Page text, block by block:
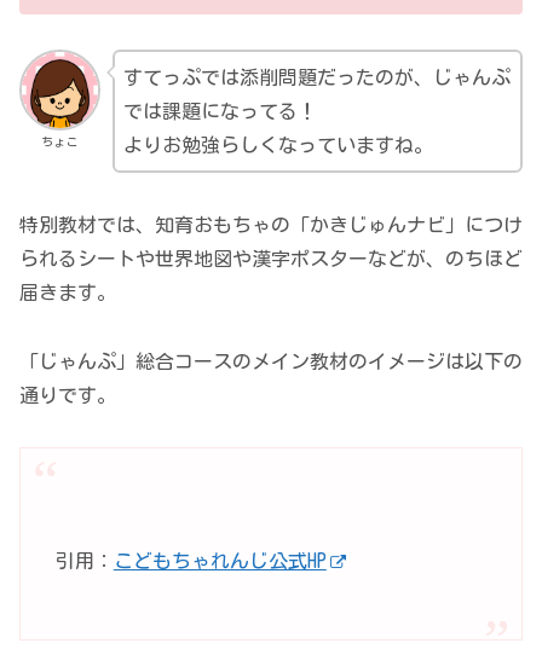
ちょこ
すてっぷでは添削問題だったのが、じゃんぷ
では課題になってる！
よりお勉強らしくなっていますね。
特別教材では、知育おもちゃの「かきじゅんナビ」につけ
られるシートや世界地図や漢字ポスターなどが、のちほど
届きます。
「じゃんぷ」総合コースのメイン教材のイメージは以下の
通りです。
引用： こどもちゃれんじ公式HP